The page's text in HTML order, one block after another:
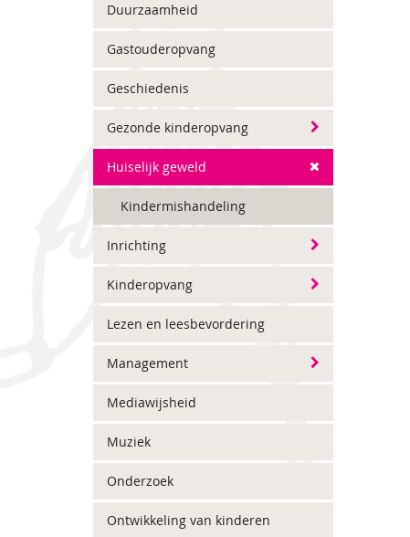
Duurzaamheid
Gastouderopvang
Geschiedenis
Gezonde kinderopvang
Huiselijk geweld
Kindermishandeling
Inrichting
Kinderopvang
Lezen en leesbevordering
Management
Mediawijsheid
Muziek
Onderzoek
Ontwikkeling van kinderen